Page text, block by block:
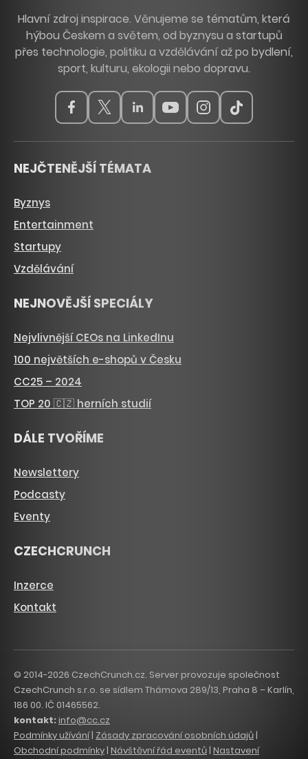
Hlavní zdroj inspirace. Věnujeme se tématům, která
hýbou Českem a světem, od byznysu a startupů
přes technologie, politiku a vzdělávání až po bydlení,
sport, kulturu, ekologii nebo dopravu.
NEJČTENĚJŠÍ TÉMATA
Byznys
Entertainment
Startupy
Vzdělávání
NEJNOVĚJŠÍ SPECIÁLY
Nejvlivnější CEOs na LinkedInu
100 největších e-shopů v Česku
CC25 – 2024
TOP 20 🇨🇿 herních studií
DÁLE TVOŘÍME
Newslettery
Podcasty
Eventy
CZECHCRUNCH
Inzerce
Kontakt
© 2014-2026 CzechCrunch.cz. Server provozuje společnost
CzechCrunch s.r.o. se sídlem Thámova 289/13, Praha 8 – Karlín,
186 00. IČ 01465562.
kontakt:info@cc.cz
Podmínky užívání| Zásady zpracování osobních údajů |
Obchodní podmínky | Návštěvní řád eventů | Nastavení